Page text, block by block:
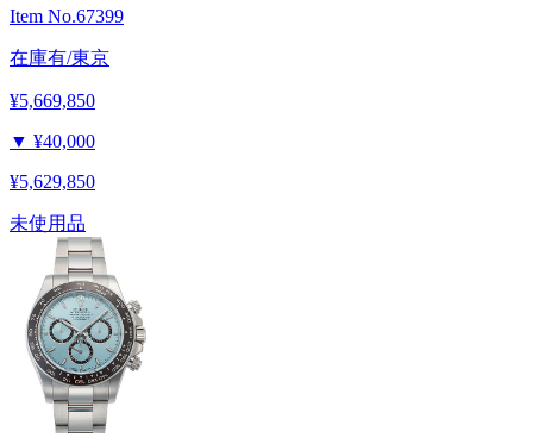
Item No.67399
在庫有/東京
¥5,669,850
▼ ¥40,000
¥5,629,850
未使用品